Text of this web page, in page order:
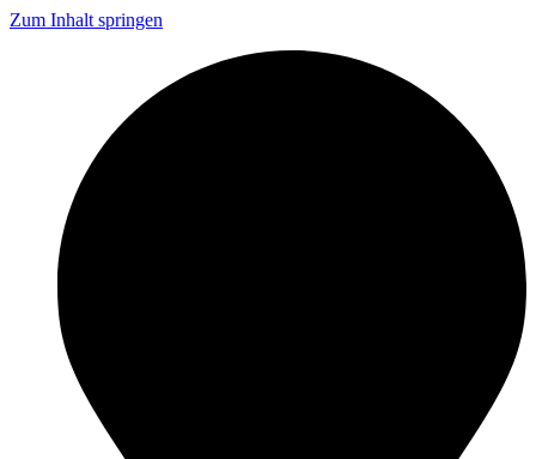
Zum Inhalt springen